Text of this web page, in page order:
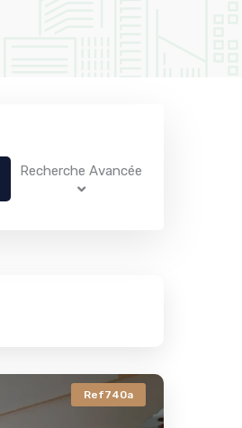
Recherche Avancée
Ref740a